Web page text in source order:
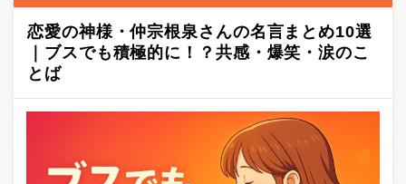
恋愛の神様・仲宗根泉さんの名言まとめ10選
｜ブスでも積極的に！？共感・爆笑・涙のこ
とば